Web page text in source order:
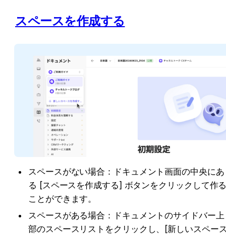
スペースを作成する
スペースがない場合：ドキュメント画面の中央にあ
る [スペースを作成する] ボタンをクリックして作
ことができます。
スペースがある場合：ドキュメントのサイドバー上
部のスペースリストをクリックし、[新しいスペー